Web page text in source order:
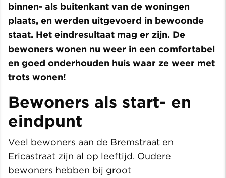
binnen- als buitenkant van de woningen
plaats, en werden uitgevoerd in bewoonde
staat. Het eindresultaat mag er zijn. De
bewoners wonen nu weer in een comfortabel
en goed onderhouden huis waar ze weer met
trots wonen!
Bewoners als start- en
eindpunt
Veel bewoners aan de Bremstraat en
Ericastraat zijn al op leeftijd. Oudere
bewoners hebben bij groot